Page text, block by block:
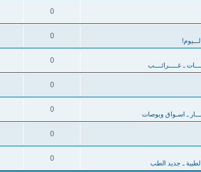
0
0
ـ غـــــرائــــب
0
0
ـ اسـواق وبوصات
0
0
ـ جديد الطب
0